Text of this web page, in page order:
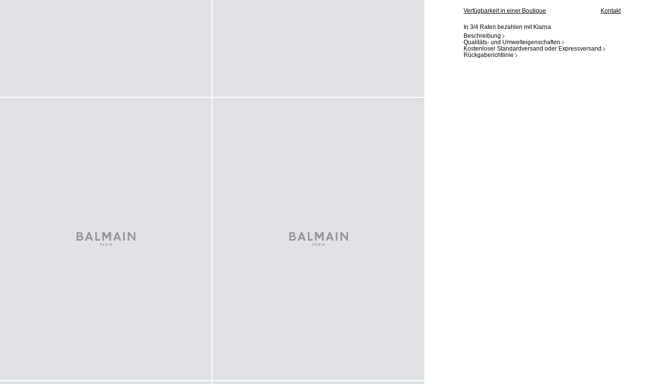
Verfügbarkeit in einer Boutique Kontakt
In 3/4 Raten bezahlen mit Klarna
Beschreibung
Qualitäts- und Umwelteigenschaften
Kostenloser Standardversand oder Expressversand
Rückgaberichtlinie